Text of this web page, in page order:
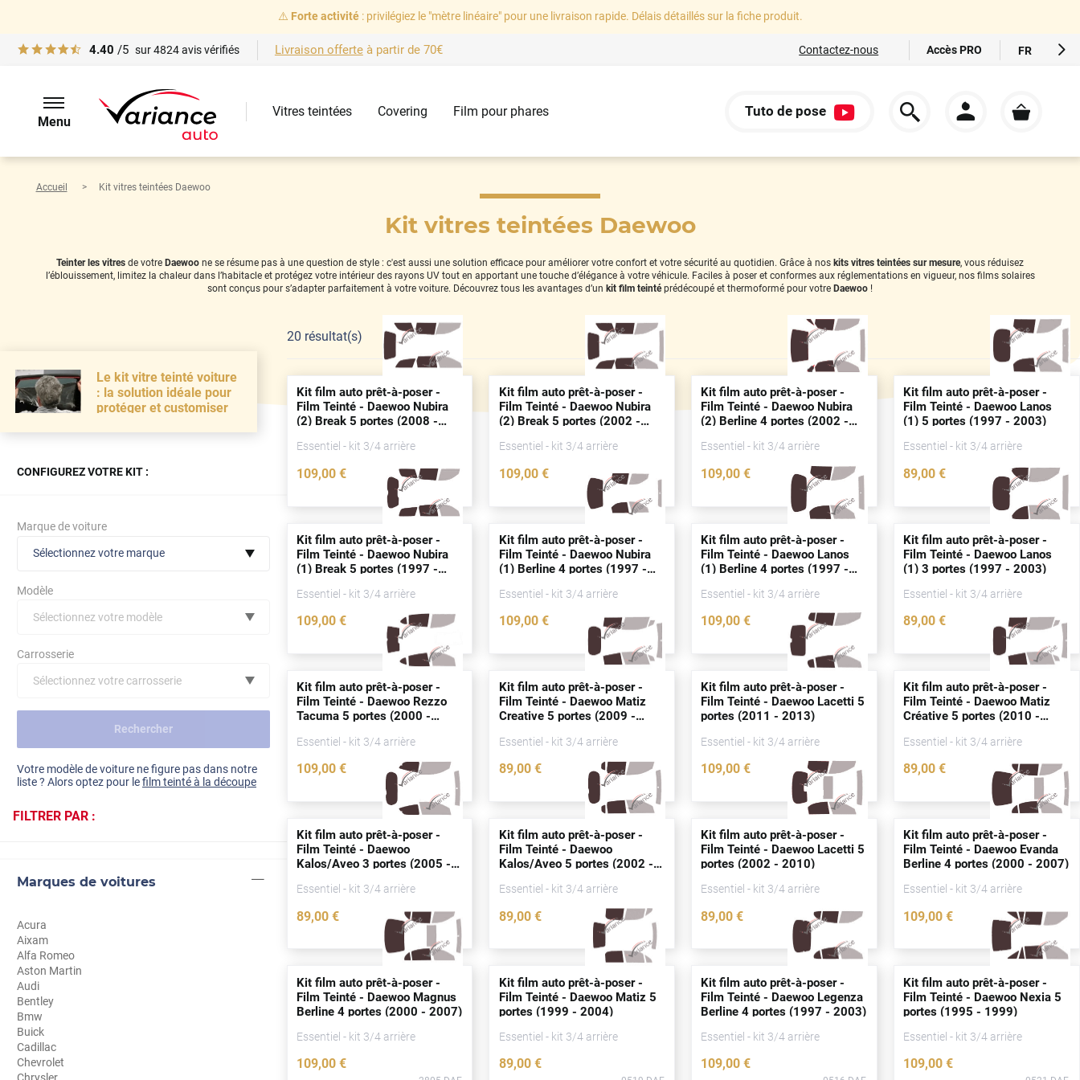
⚠️ Forte activité: privilégiez le "mètre linéaire" pour une livraison rapide. Délais détaillés sur la fiche produit.
4.40 /5 sur4824avis vérifiés Livraison offerteà partir de 70€ Contactez-nous Accès PRO FR
DE
Menu
Vitres teintées Covering Film pour phares Tuto de pose
Accueil Kit vitres teintées Daewoo
Kit vitres teintées Daewoo
Teinter les vitres de votre Daewoo ne se résume pas à une question de style : c'est aussi une solution efficace pour améliorer votre confort et votre sécurité au quotidien. Grâce à nos kits vitres teintées sur mesure, vous réduisez
l’éblouissement, limitez la chaleur dans l’habitacle et protégez votre intérieur des rayons UV tout en apportant une touche d’élégance à votre véhicule. Faciles à poser et conformes aux réglementations en vigueur, nos films solaires
sont conçus pour s’adapter parfaitement à votre voiture. Découvrez tous les avantages d’un kit film teintéprédécoupé et thermoformé pour votre Daewoo !
Le kit vitre teinté voiture
: la solution idéale pour
protéger et customiser
CONFIGUREZ VOTRE KIT :
Marque de voiture
Sélectionnez votre marque
Honda
Kia
Mercedes-Benz
Mini
Nissan
Opel
Peugeot
Modèle
Sélectionnez votre modèle
Carrosserie
Sélectionnez votre carrosserie
Voir tout
Rechercher
Votre modèle de voiture ne figure pas dans notre
liste ? Alors optez pour lefilm teinté à la découpe
FILTRER PAR :
Marques de voitures
Acura
Aixam
Alfa Romeo
Aston Martin
Audi
Bentley
Bmw
Buick
Cadillac
Chevrolet
20 résultat(s)
Kit film auto prêt-à-poser -
Film Teinté - Daewoo Nubira
(2) Break 5 portes(2008 -
Essentiel - kit 3/4 arrière
109,00 €
Kit film auto prêt-à-poser -
Film Teinté - Daewoo Nubira
(2) Break 5 portes(2002 -
Essentiel - kit 3/4 arrière
109,00 €
0525-DAE
Kit film auto prêt-à-poser -
Film Teinté - Daewoo Nubira
(2) Berline 4portes (2002 -
Essentiel - kit 3/4 arrière
109,00 €
0523-DAE
Kit film auto prêt-à-poser -
Film Teinté - Daewoo Lanos
(1) 5portes (1997 - 2003)
Essentiel - kit 3/4 arrière
89,00 €
Kit film auto prêt-à-poser -
Film Teinté - Daewoo Nubira
(1) Break 5 portes(1997 -
Essentiel - kit 3/4 arrière
109,00 €
Kit film auto prêt-à-poser -
Film Teinté - Daewoo Nubira
(1) Berline 4 portes(1997 -
Essentiel - kit 3/4 arrière
109,00 €
0522-DAE
Kit film auto prêt-à-poser -
Film Teinté - Daewoo Lanos
(1) Berline 4portes (1997 -
Essentiel - kit 3/4 arrière
109,00 €
Kit film auto prêt-à-poser -
Film Teinté - Daewoo Lanos
(1) 3portes (1997 - 2003)
Essentiel - kit 3/4 arrière
89,00 €
0517-DAE
Kit film auto prêt-à-poser -
Film Teinté - Daewoo Rezzo
Tacuma 5 portes(2000 -
Essentiel - kit 3/4 arrière
109,00 €
0527-DAE
Kit film auto prêt-à-poser -
Film Teinté - Daewoo Matiz
Creative 5 portes(2009 -
Essentiel - kit 3/4 arrière
89,00 €
0520-DAE
Kit film auto prêt-à-poser -
Film Teinté - Daewoo Lacetti 5
portes (2011 - 2013)
Essentiel - kit 3/4 arrière
109,00 €
Kit film auto prêt-à-poser -
Film Teinté - Daewoo Matiz
Créative 5portes (2010 -
Essentiel - kit 3/4 arrière
89,00 €
2825-DAE
Kit film auto prêt-à-poser -
Film Teinté - Daewoo
Kalos/Aveo 3 portes(2005 -
Essentiel - kit 3/4 arrière
89,00 €
0515-DAE
Kit film auto prêt-à-poser -
Film Teinté - Daewoo
Kalos/Aveo 5 portes(2002 -
Essentiel - kit 3/4 arrière
89,00 €
Kit film auto prêt-à-poser -
Film Teinté - Daewoo Lacetti 5
portes (2002 - 2010)
Essentiel - kit 3/4 arrière
89,00 €
Kit film auto prêt-à-poser -
Film Teinté - Daewoo Evanda
Berline 4portes (2000 - 2007)
Essentiel - kit 3/4 arrière
109,00 €
Kit film auto prêt-à-poser -
Film Teinté - Daewoo Magnus
Berline 4 portes(2000 - 2007)
Essentiel - kit 3/4 arrière
109,00 €
Kit film auto prêt-à-poser -
Film Teinté - Daewoo Matiz 5
portes(1999 - 2004)
Essentiel - kit 3/4 arrière
89,00 €
Kit film auto prêt-à-poser -
Film Teinté - Daewoo Legenza
Berline 4portes (1997 - 2003)
Essentiel - kit 3/4 arrière
109,00 €
Kit film auto prêt-à-poser -
Film Teinté - Daewoo Nexia 5
portes (1995 - 1999)
Essentiel - kit 3/4 arrière
109,00 €